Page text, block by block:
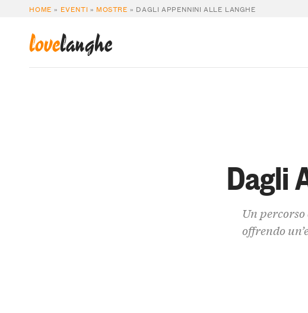
HOME » EVENTI » MOSTRE » DAGLI APPENNINI ALLE LANGHE
lovelanghe
Dagli
Un
offrendo